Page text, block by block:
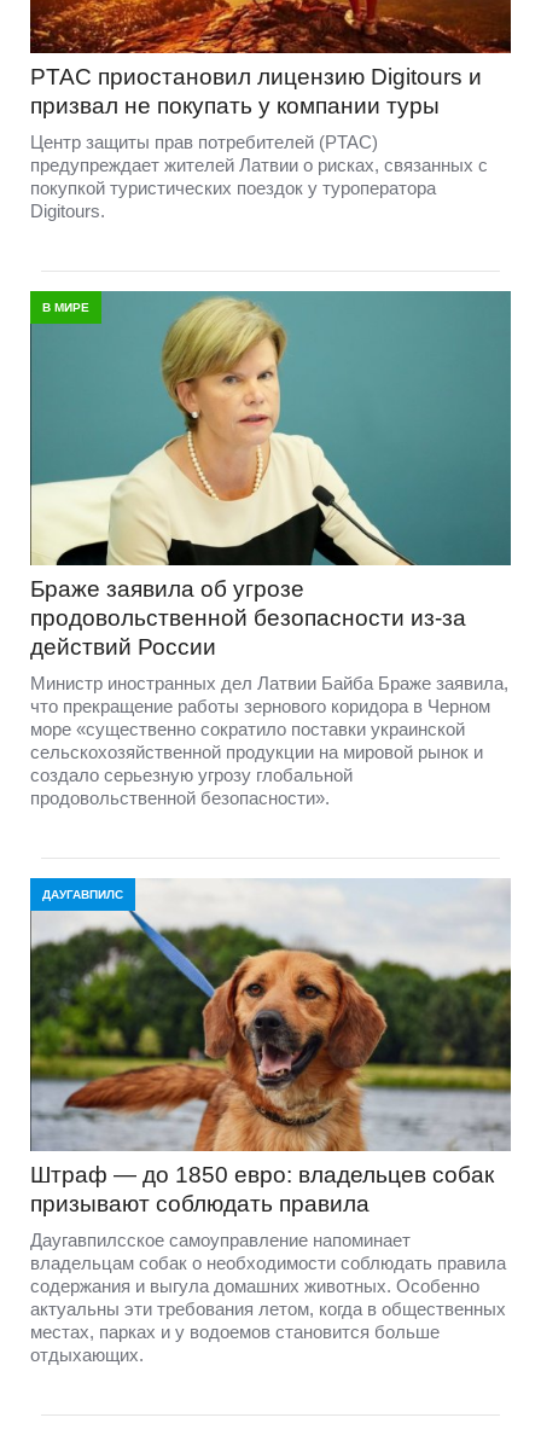
PTAC приостановил лицензию Digitours и
призвал не покупать у компании туры
Центр защиты прав потребителей (PTAC)
предупреждает жителей Латвии о рисках, связанных с
покупкой туристических поездок у туроператора
Digitours.
В МИРЕ
Браже заявила об угрозе
продовольственной безопасности из-за
действий России
Министр иностранных дел Латвии Байба Браже заявила,
что прекращение работы зернового коридора в Черном
море «существенно сократило поставки украинской
сельскохозяйственной продукции на мировой рынок и
создало серьезную угрозу глобальной
продовольственной безопасности».
ДАУГАВПИЛС
Штраф — до 1850 евро: владельцев собак
призывают соблюдать правила
Даугавпилсское самоуправление напоминает
владельцам собак о необходимости соблюдать правила
содержания и выгула домашних животных. Особенно
актуальны эти требования летом, когда в общественных
местах, парках и у водоемов становится больше
отдыхающих.